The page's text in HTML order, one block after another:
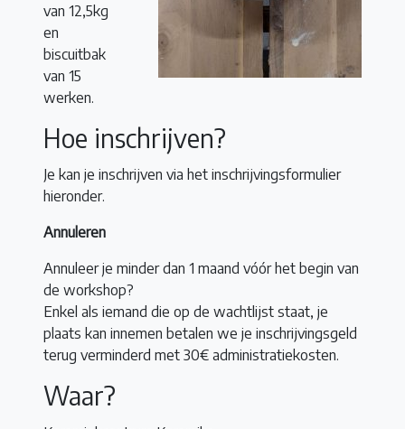
van 12,5kg
en
biscuitbak
van 15
werken.
Hoe inschrijven?
Je kan je inschrijven via het inschrijvingsformulier
hieronder.
Annuleren
Annuleer je minder dan 1 maand vóór het begin van
de workshop?
Enkel als iemand die op de wachtlijst staat, je
plaats kan innemen betalen we je inschrijvingsgeld
terug verminderd met 30€ administratiekosten.
Waar?